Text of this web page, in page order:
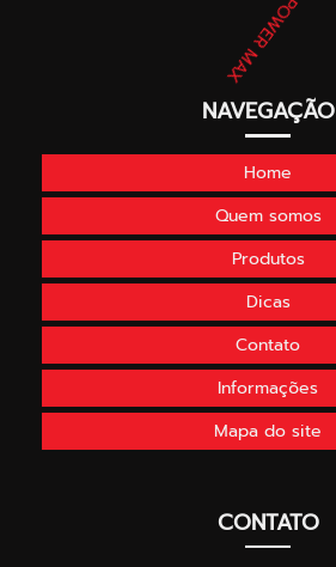
NAVEGAÇÃO
Home
Quem somos
Produtos
Dicas
Contato
Informações
Mapa do site
CONTATO